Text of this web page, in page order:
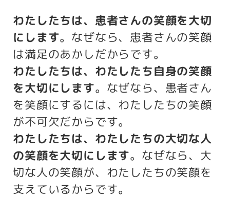
わたしたちは、患者さんの笑顔を大切
にします。なぜなら、患者さんの笑顔
は満足のあかしだからです。
わたしたちは、わたしたち自身の笑顔
を大切にします。なぜなら、患者さん
を笑顔にするには、わたしたちの笑顔
が不可欠だからです。
わたしたちは、わたしたちの大切な人
の笑顔を大切にします。なぜなら、大
切な人の笑顔が、わたしたちの笑顔を
支えているからです。